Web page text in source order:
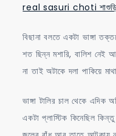
real sasuri choti শাশুড়ির
বিছানা বলতে একটা ভাঙ্গা
শত ছিন্ন মশারি, বালিশ নেই
না তাই অটাকে দলা পাকিয়ে
ভাঙ্গা টালির চাল থেকে
একটা প্লাস্টিক কিনেছিল